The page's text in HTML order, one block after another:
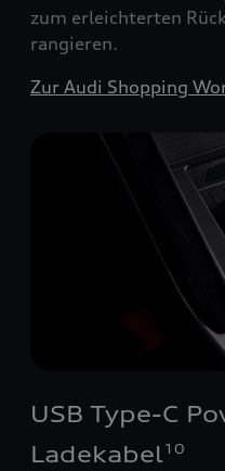
zum erleichterten
rangieren.
Zur Audi Shopping
USB Type-C
Ladekabel10